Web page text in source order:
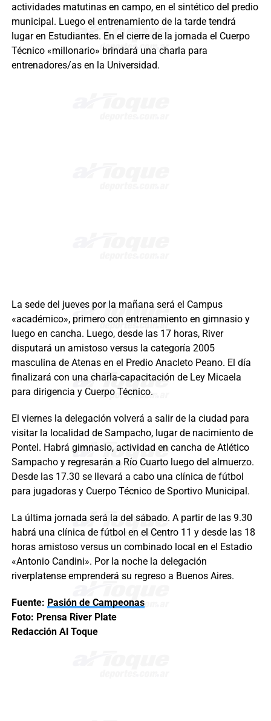
actividades matutinas en campo, en el sintético del predio
municipal. Luego el entrenamiento de la tarde tendrá
lugar en Estudiantes. En el cierre de la jornada el Cuerpo
Técnico «millonario» brindará una charla para
entrenadores/as en la Universidad.
La sede del jueves por la mañana será el Campus
«académico», primero con entrenamiento en gimnasio y
luego en cancha. Luego, desde las 17 horas, River
disputará un amistoso versus la categoría 2005
masculina de Atenas en el Predio Anacleto Peano. El día
finalizará con una charla-capacitación de Ley Micaela
para dirigencia y Cuerpo Técnico.
El viernes la delegación volverá a salir de la ciudad para
visitar la localidad de Sampacho, lugar de nacimiento de
Pontel. Habrá gimnasio, actividad en cancha de Atlético
Sampacho y regresarán a Río Cuarto luego del almuerzo.
Desde las 17.30 se llevará a cabo una clínica de fútbol
para jugadoras y Cuerpo Técnico de Sportivo Municipal.
La última jornada será la del sábado. A partir de las 9.30
habrá una clínica de fútbol en el Centro 11 y desde las 18
horas amistoso versus un combinado local en el Estadio
«Antonio Candini». Por la noche la delegación
riverplatense emprenderá su regreso a Buenos Aires.
Fuente: Pasión de Campeonas
Foto: Prensa River Plate
Redacción Al Toque